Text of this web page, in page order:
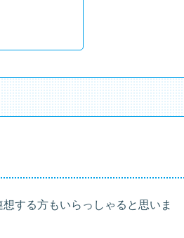
する方もいらっしゃると思いま